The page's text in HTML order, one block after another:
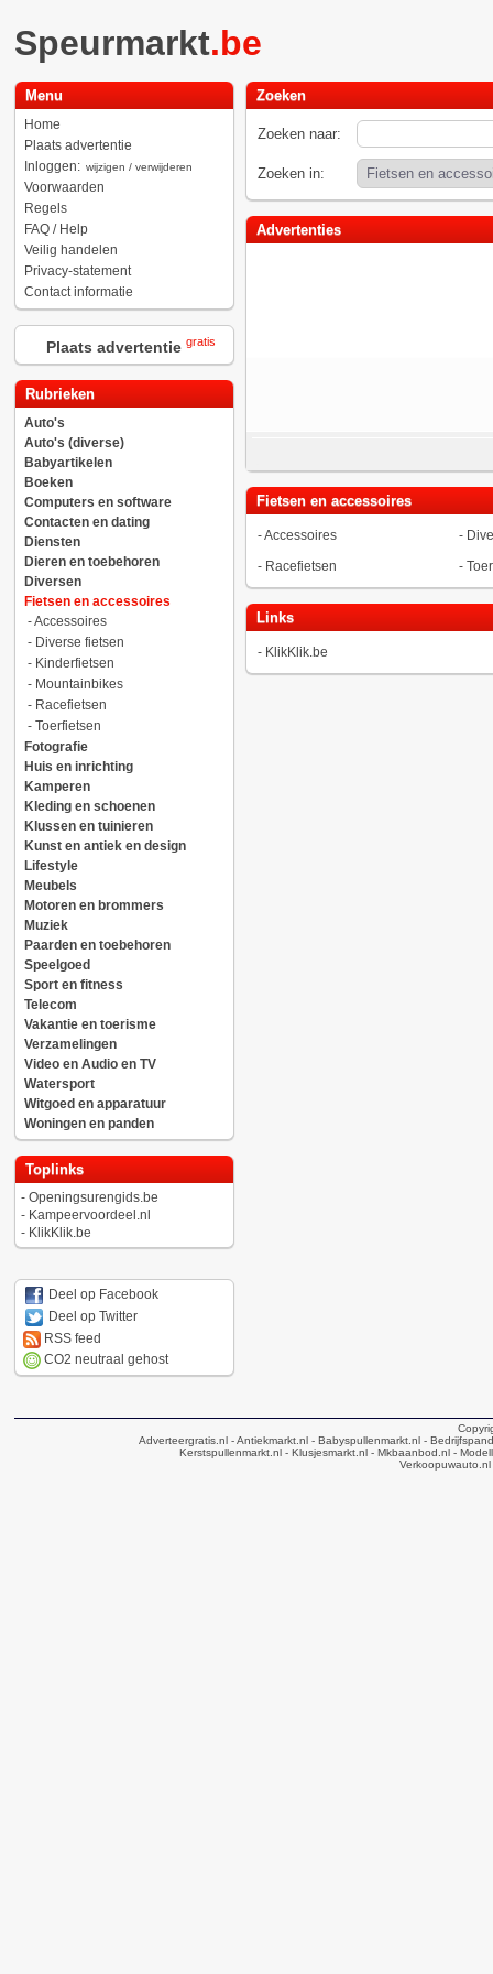
Speurmarkt.be
Menu
Home
Plaats advertentie
Inloggen: wijzigen / verwijderen
Voorwaarden
Regels
FAQ / Help
Veilig handelen
Privacy-statement
Contact informatie
Plaats advertentie gratis
Rubrieken
Auto's
Auto's (diverse)
Babyartikelen
Boeken
Computers en software
Contacten en dating
Diensten
Dieren en toebehoren
Diversen
Fietsen en accessoires
-Accessoires
- Diverse fietsen
- Kinderfietsen
- Mountainbikes
- Racefietsen
- Toerfietsen
Fotografie
Huis en inrichting
Kamperen
Kleding en schoenen
Klussen en tuinieren
Kunst en antiek en design
Lifestyle
Meubels
Motoren en brommers
Muziek
Paarden en toebehoren
Speelgoed
Sport en fitness
Telecom
Vakantie en toerisme
Verzamelingen
Video en Audio en TV
Watersport
Witgoed en apparatuur
Woningen en panden
Toplinks
- Openingsurengids.be
- Kampeervoordeel.nl
- KlikKlik.be
Deel op Facebook
Deel op Twitter
RSS feed
CO2 neutraal gehost
Zoeken
Zoeken naar:
Zoeken in:
Advertenties
Fietsen en accessoires
-Accessoires -
- Racefietsen -
Links
- KlikKlik.be
Adverteergratis.nl - Antiekmarkt.nl - Babyspullenmarkt.nl -
Kerstspullenmarkt.nl - Klusjesmarkt.nl - Mkbaanbod.nl -
Verkoopuwauto.nl